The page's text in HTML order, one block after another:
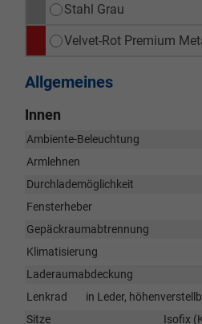
Stahl Grau
Velvet-Rot Premium
Allgemeines
Innen
Ambiente-Beleuchtung
Armlehnen
Durchlademöglichkeit
Fensterheber
Gepäckraumabtrennung
Klimatisierung
Laderaumabdeckung
Lenkrad
in Leder,
Sitze
Isofix